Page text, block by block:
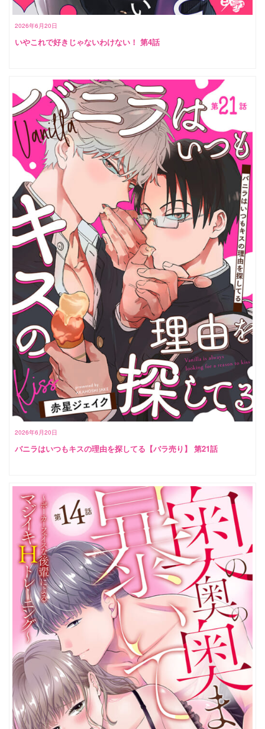
2026年6月20日
いやこれで好きじゃないわけない！ 第4話
2026年6月20日
バニラはいつもキスの理由を探してる【バラ売り】 第21話